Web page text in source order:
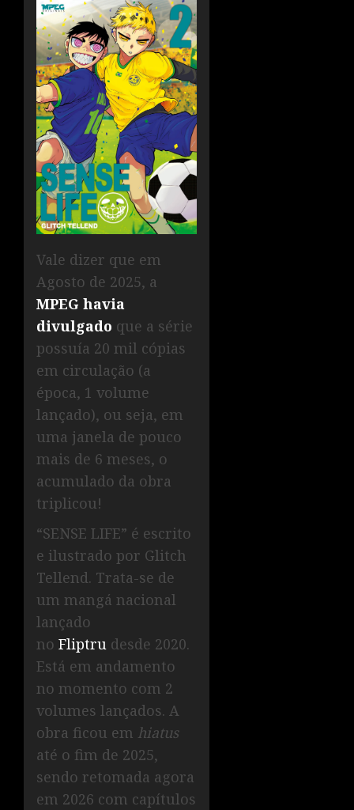
Vale dizer que em
Agosto de 2025, a
MPEG havia
divulgado que a série
possuía 20 mil cópias
em circulação (a
época, 1 volume
lançado), ou seja, em
uma janela de pouco
mais de 6 meses, o
acumulado da obra
triplicou!
“SENSE LIFE” é escrito
e ilustrado por Glitch
Tellend. Trata-se de
um mangá nacional
lançado
no Fliptru desde 2020.
Está em andamento
no momento com 2
volumes lançados. A
obra ficou em hiatus
até o fim de 2025,
sendo retomada agora
em 2026 com capítulos